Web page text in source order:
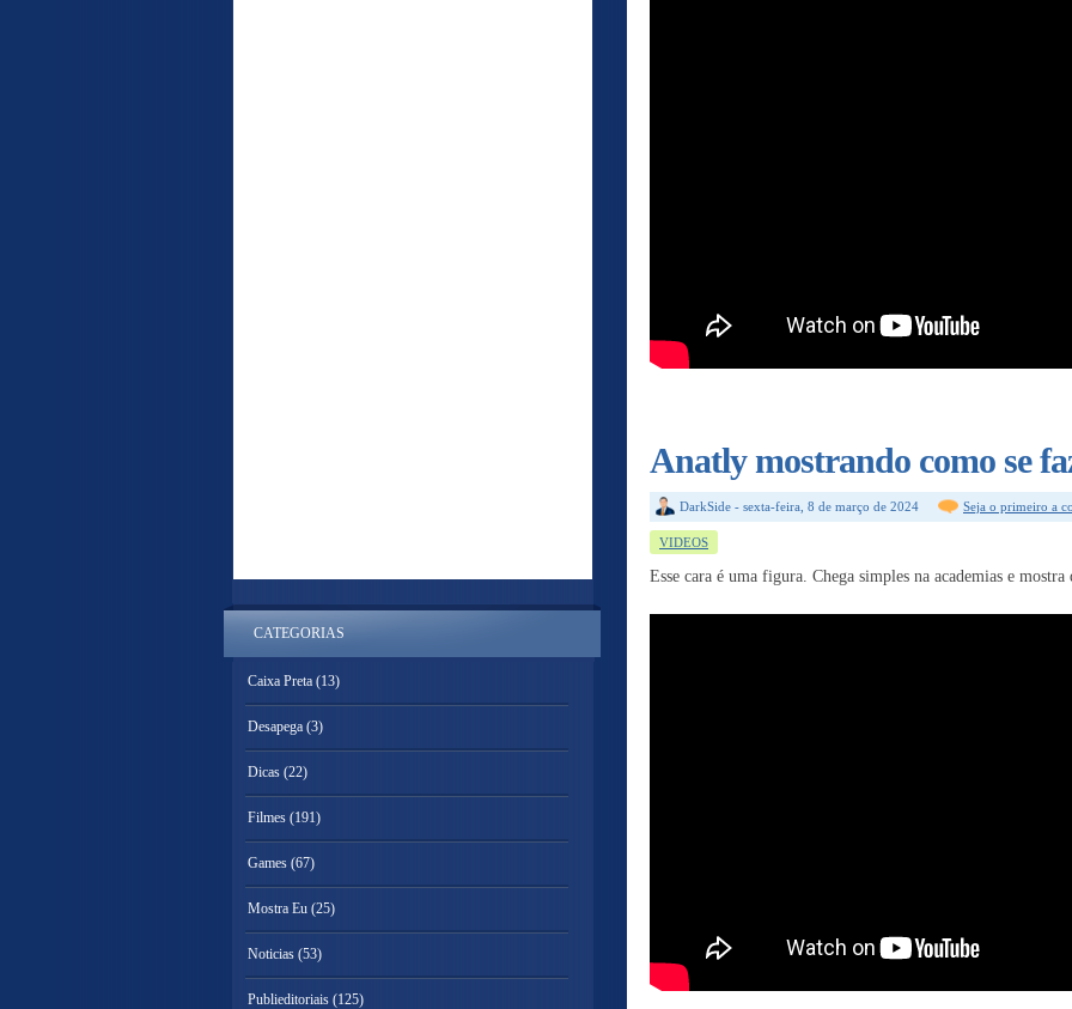
Anatly mostrando como se
DarkSide - sexta-feira, 8 de março de 2024 Seja o primeiro a
VIDEOS
Esse cara é uma figura. Chega simples na academias e
CATEGORIAS
Caixa Preta (13)
Desapega (3)
Dicas (22)
Filmes (191)
Games (67)
Mostra Eu (25)
Noticias (53)
Publieditoriais (125)